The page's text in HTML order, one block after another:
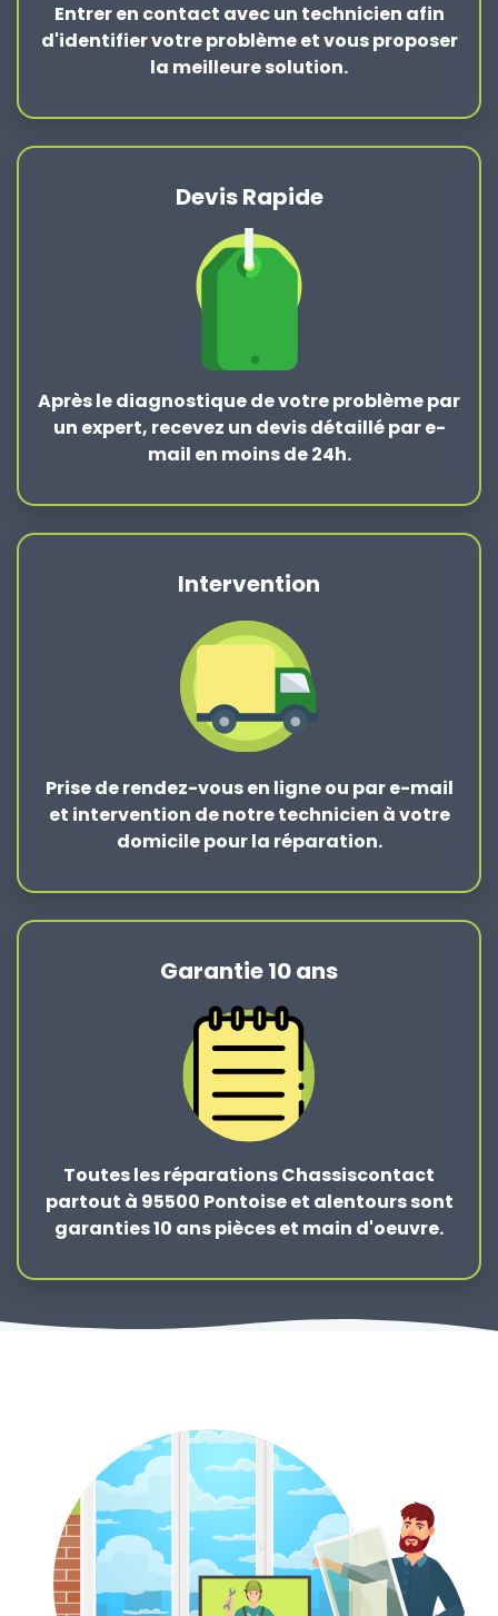
Entrer en contact avec un technicien afin
d'identifier votre problème et vous proposer
la meilleure solution.
Devis Rapide
Après lediagnostique de votre problèmepar
un expert, recevez un devis détaillé par e-
mail en moins de 24h.
Intervention
Prise de rendez-vous en ligne ou par e-mail
et intervention de notre technicien à votre
domicile pour la réparation.
Garantie 10 ans
Toutes les réparations Chassiscontact
partout à 95500 Pontoise et alentours sont
garanties 10 ans pièces et main d'oeuvre.